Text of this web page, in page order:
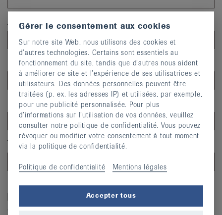
Adresse
NPA
Localité
Téléphone
Politique de confidentialité
Oui, la Ligue contre le rhumatisme peut
enregistrer, traiter et utiliser mes données
Gérer le consentement aux cookies
Sur notre site Web, nous utilisons des cookies et
d’autres technologies. Certains sont essentiels au
fonctionnement du site, tandis que d’autres nous aident
à améliorer ce site et l’expérience de ses utilisatrices et
utilisateurs. Des données personnelles peuvent être
traitées (p. ex. les adresses IP) et utilisées, par exemple,
pour une publicité personnalisée. Pour plus
d’informations sur l’utilisation de vos données, veuillez
consulter notre politique de confidentialité. Vous pouvez
révoquer ou modifier votre consentement à tout moment
via la politique de confidentialité.
Politique de confidentialité Mentions légales
Accepter tous